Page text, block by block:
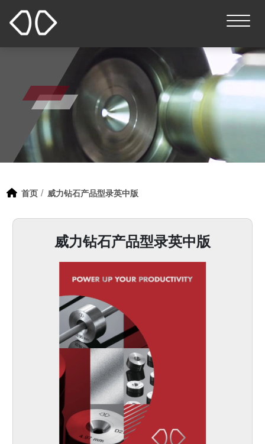
首页 威力钻石产品型录英中版
威力钻石产品型录英中版